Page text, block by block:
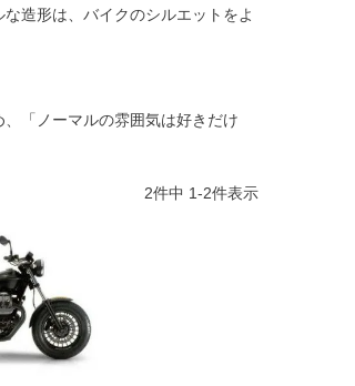
造形は、バイクのシルエットをよ
「ノーマルの雰囲気は好きだけ
2件中 1-2件表示